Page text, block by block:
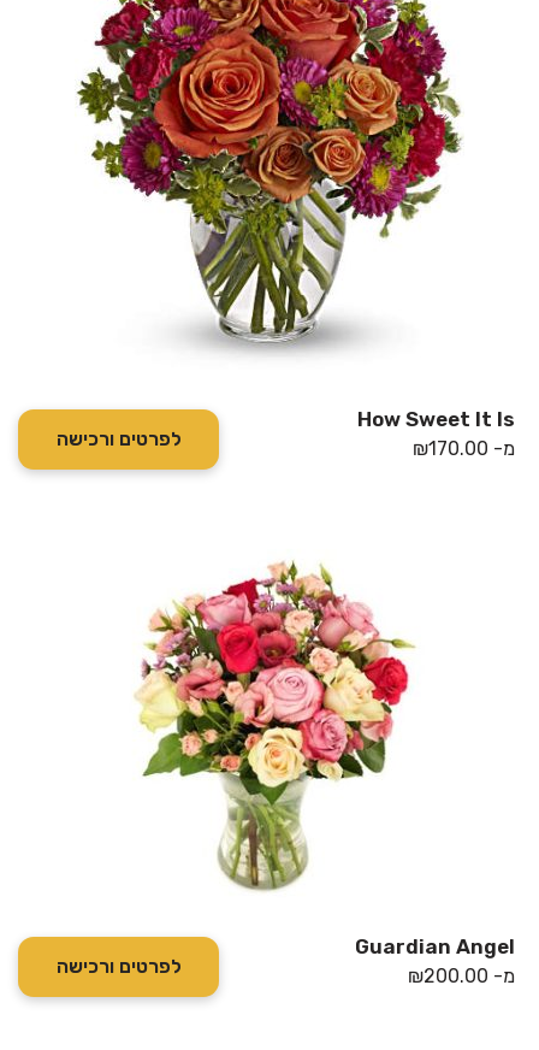
How Sweet It Is
מ- ₪170.00 לפרטים ורכישה
Guardian Angel
מ- ₪200.00 לפרטים ורכישה